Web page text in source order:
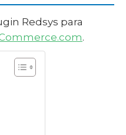
Redsys para
.